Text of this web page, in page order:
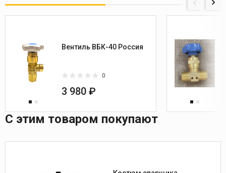
Вентиль ВБК-40 Россия
0
3 980 ₽
С этим товаром покупают